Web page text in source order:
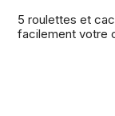
5 roulettes et
facilement votre